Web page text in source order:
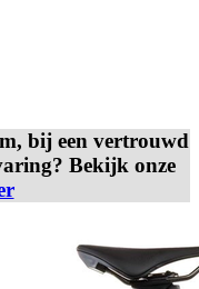
bij een vertrouwd
Bekijk onze